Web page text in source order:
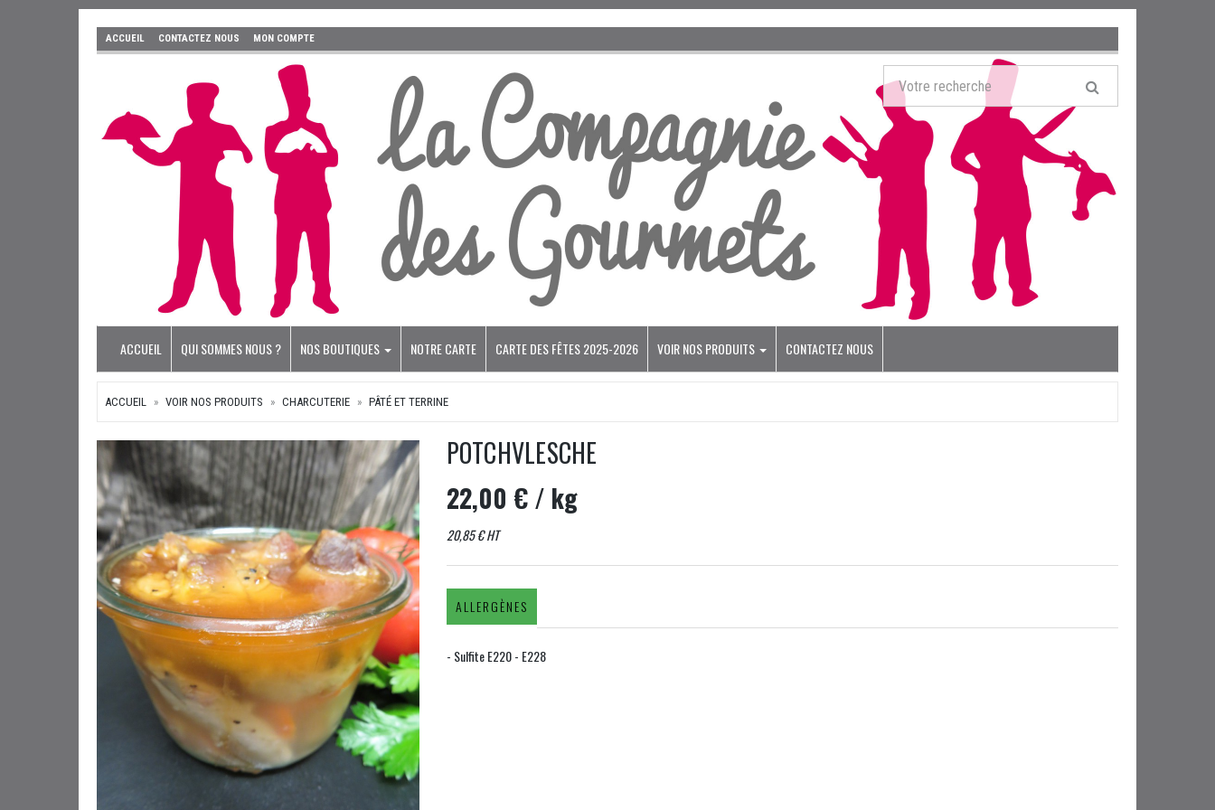
ACCUEIL CONTACTEZ NOUS MON COMPTE
ACCUEIL QUI SOMMES NOUS ? NOS BOUTIQUES NOTRE CARTE CARTE DES FÊTES 2025-2026 VOIR NOS PRODUITS CONTACTEZ NOUS
ACCUEIL VOIR NOS PRODUITS CHARCUTERIE PÂTÉ ET TERRINE
POTCHVLESCHE
22,00 €/ kg
20,85 € HT
ALLERGÈNES
- Sulfite E220 - E228